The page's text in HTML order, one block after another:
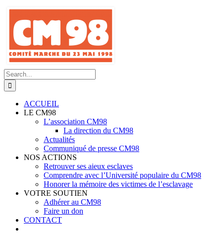
Skip
content
Search
for:
ACCUEIL
LE CM98
L’association CM98
La direction du CM98
Actualités
Communiqué de presse CM98
NOS ACTIONS
Retrouver ses aieux esclaves
Comprendre avec l’Université populaire du CM98
Honorer la mémoire des victimes de l’esclavage
VOTRE SOUTIEN
Adhérer au CM98
Faire un don
CONTACT